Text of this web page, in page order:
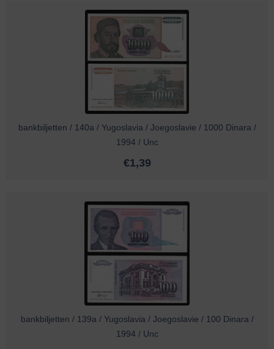
bankbiljetten / 140a / Yugoslavia / Joegoslavie / 1000 Dinara /
1994 / Unc
€1,39
bankbiljetten / 139a / Yugoslavia / Joegoslavie / 100 Dinara /
1994 / Unc